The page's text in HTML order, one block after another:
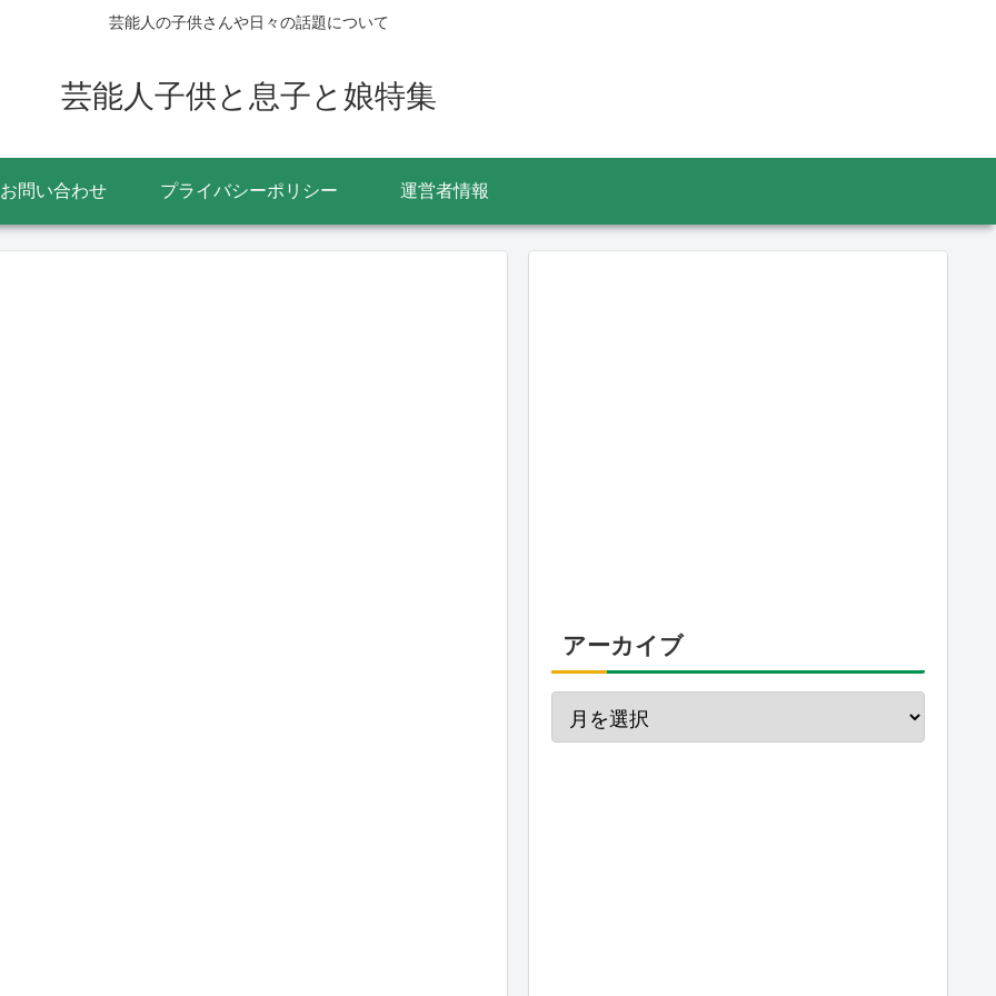
芸能人の子供さんや日々の話題について
芸能人子供と息子と娘特集
お問い合わせ プライバシーポリシー 運営者情報
アーカイブ